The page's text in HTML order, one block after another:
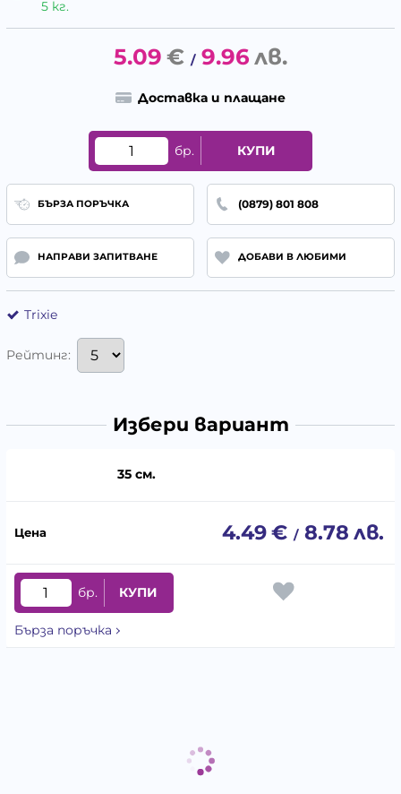
5 кг.
5.09 € / 9.96 лв.
Доставка и плащане
бр. КУПИ
БЪРЗА ПОРЪЧКА (0879) 801 808
НАПРАВИ ЗАПИТВАНЕ ДОБАВИ В ЛЮБИМИ
Trixie
Рейтинг:
Избери вариант
35 см.
4.49€ / 8.78 лв.
бр. КУПИ
Бърза поръчка